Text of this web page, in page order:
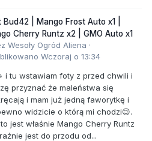
Bud42 | Mango Frost Auto x1 |
Cherry Runtz x2 | GMO Auto x1
Wesoły Ogród Aliena ·
Wczoraj o 13:34
i tu wstawiam foty z przed chwili i
przyznać że maleństwa się
i mam już jedną faworytkę i
widzicie o którą mi chodzi😉.
jest właśnie Mango Cherry Runtz
jest do przodu od...